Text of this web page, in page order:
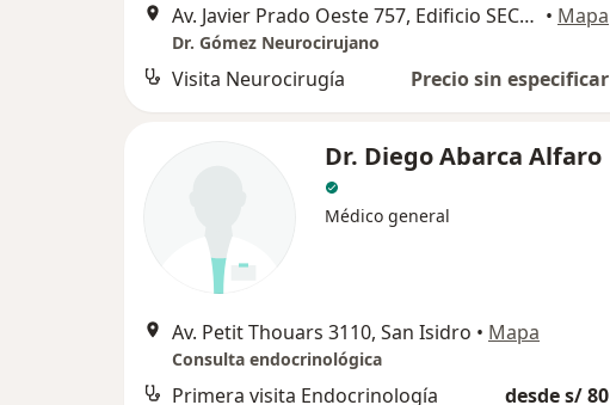
Av. Javier Prado Oeste 757, Edificio SECURITAS. Oficina 1302 (Piso 13). Magdalena del Mar, Lima, Peru, Lima • Mapa
Dr. Gómez Neurocirujano
Visita Neurocirugía Precio sin especificar
Dr. Diego Abarca Alfaro
Médico general
Av. Petit Thouars 3110, San Isidro • Mapa
Consulta endocrinológica
Primera visita Endocrinología desde s/ 80